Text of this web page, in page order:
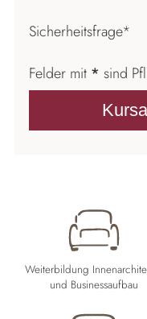
Pflichtfeld
Sicherheitsfrage*
Felder mit * sind
Weiterbildung
und Businessaufbau